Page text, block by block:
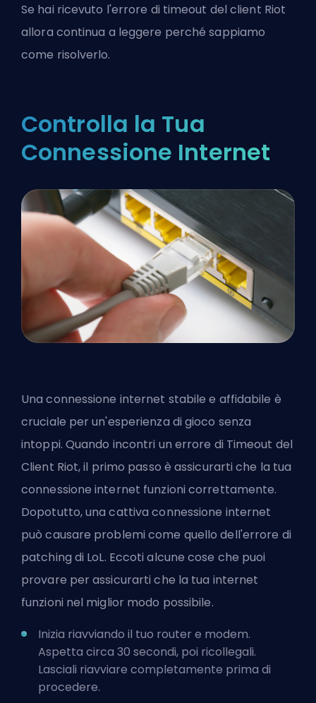
Se hai ricevuto l'errore di timeout del client Riot
allora continua a leggere perché sappiamo
come risolverlo.
Controlla la Tua
Connessione Internet
Una connessione internet stabile e affidabile è
cruciale per un'esperienza di gioco senza
intoppi. Quando incontri un errore di Timeout del
Client Riot, il primo passo è assicurarti che la tua
connessione internet funzioni correttamente.
Dopotutto, una cattiva connessione internet
può causare problemi come quello dell'errore di
patching di LoL. Eccoti alcune cose che puoi
provare per assicurarti che la tua internet
funzioni nel miglior modo possibile.
Inizia riavviando il tuo router e modem.
Aspetta circa 30 secondi, poi ricollegali.
Lasciali riavviare completamente prima di
procedere.